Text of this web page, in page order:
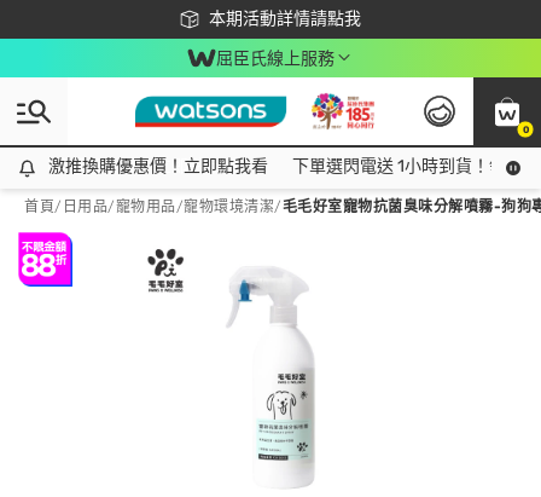
本期活動詳情請點我
下載app最高回饋$350
屈臣氏線上服務
0
激推換購優惠價！立即點我看
激推換購優惠價！立即點我看 下單選閃電送 1小時到貨！領神
首頁/ 日用品/寵物用品/寵物環境清潔/毛毛好室寵物抗菌臭味分解噴霧-狗狗